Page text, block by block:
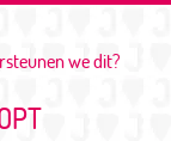
we dit?